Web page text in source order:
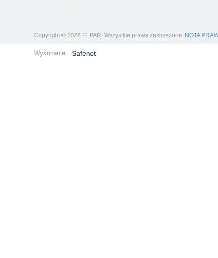
Copyright © 2026 ELPAR. Wszystkie prawa zastrzeżone. NOTA
Wykonanie: Safenet